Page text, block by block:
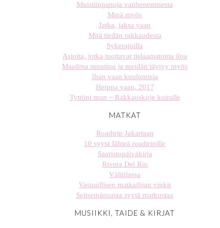
Muistiinpanoja vanhenemisesta
Minä myös
Jatka, jaksa vaan
Mitä tiedän rakkaudesta
Sykerajoilla
Asioita, jotka tuottavat tislaamatonta iloa
Maailma muuttuu ja meidän täytyy myös
Ihan vaan kuulumisia
Heippa vaan, 2017
Tyttöni mun ~ Rakkauskirje koiralle
MATKAT
Roadtrip Jakartaan
10 syytä lähteä roadtripille
Saaristopäiväkirja
Rivera Del Rio
Välitilassa
Vastuullisen matkailijan vinkit
Seitsemänsataa syytä matkustaa
MUSIIKKI, TAIDE & KIRJAT